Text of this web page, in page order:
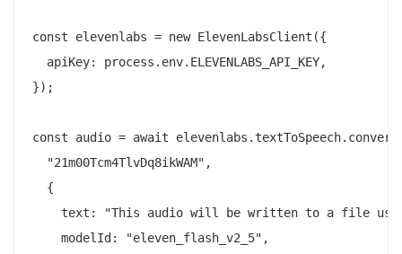
const elevenlabs = new ElevenLabsClient({
  apiKey: process.env.ELEVENLABS_API_KEY,
});
const audio = await
  "21m00Tcm4TlvDq8ikWAM",
  {
text: "This audio will be written to a file
    modelId: "eleven_flash_v2_5",